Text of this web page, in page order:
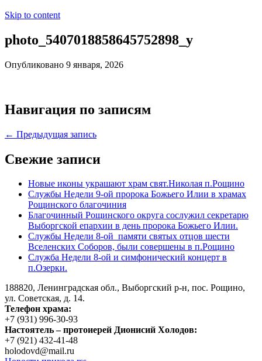
Skip to content
photo_5407018858645752898_y
Опубликовано 9 января, 2026
Навигация по записям
← Предыдущая запись
Свежие записи
Новые иконы украшают храм свят.Николая п.Рощино
Службы Недели 9-ой пророка Божьего Илии в храмах
Рощинского благочиния
Благочинный Рощинского округа сослужил секретарю
Выборгской епархии в день пророка Божьего Илии.
Службы Недели 8-ой памяти святых отцов шести
Вселенских Соборов, были совершены в п.Рощино
Служба Недели 8-ой и симфонический концерт в
п.Озерки.
188820, Ленинградская обл., Выборгский р-н, пос. Рощино,
ул. Советская, д. 14.
Телефон храма:
+7 (931) 996-30-93
Настоятель – протоиерей Дионисий Холодов:
+7 (921) 432-41-48
holodovd@mail.ru